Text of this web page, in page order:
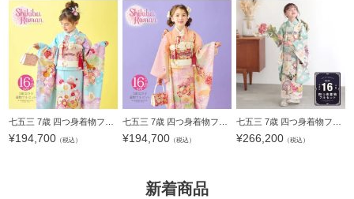
¥194,700 （税込） ¥194,700 （税込） ¥266,200（税込）
新着商品